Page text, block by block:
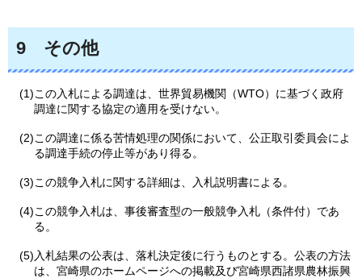
9 その他
(1)この入札による調達は、世界貿易機関（WTO）に基づく政府
調達に関する協定の適用を受けない。
(2)この調達に係る苦情処理の関係において、公正取引委員会によ
る調達手続の停止等があり得る。
(3)この競争入札に関する詳細は、入札説明書による。
(4)この競争入札は、事後審査型の一般競争入札（条件付）であ
る。
(5)入札結果の公表は、落札決定後に行うものとする。公表の方法
は、宮崎県のホームページへの掲載及び宮崎県西諸県農林振興